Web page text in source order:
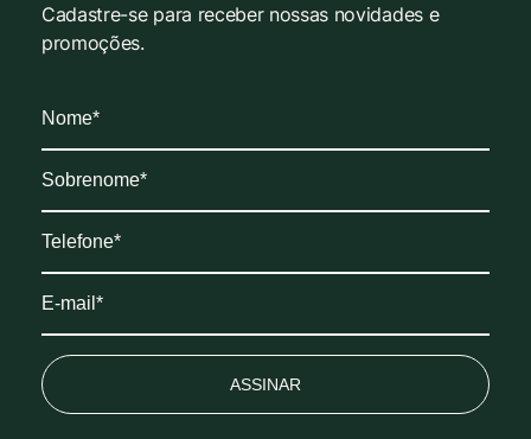
Cadastre-se para receber nossas novidades e
promoções.
ASSINAR